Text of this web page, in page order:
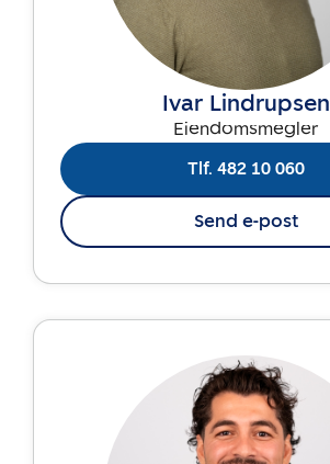
Ivar Lindrupsen
Eiendomsmegler
Tlf. 482 10 060
Send e-post